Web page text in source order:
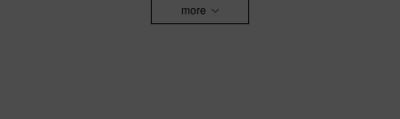
more